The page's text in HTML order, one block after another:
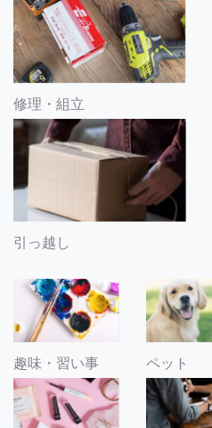
修理・組立
引っ越し
趣味・習い事 ペット